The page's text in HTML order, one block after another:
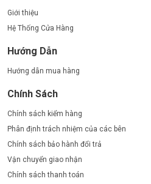
Giới thiệu
Hệ Thống Cửa Hàng
Hướng Dẫn
Hướng dẫn mua hàng
Chính Sách
Chính sách kiểm hàng
Phân định trách nhiệm của các bên
Chính sách bảo hành đổi trả
Vận chuyển giao nhận
Chính sách thanh toán